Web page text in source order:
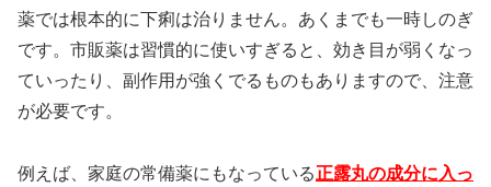
薬では根本的に下痢は治りません。あくまでも一時しのぎ
です。市販薬は習慣的に使いすぎると、効き目が弱くなっ
ていったり、副作用が強くでるものもありますので、注意
が必要です。
例えば、家庭の常備薬にもなっている正露丸の成分に入っ